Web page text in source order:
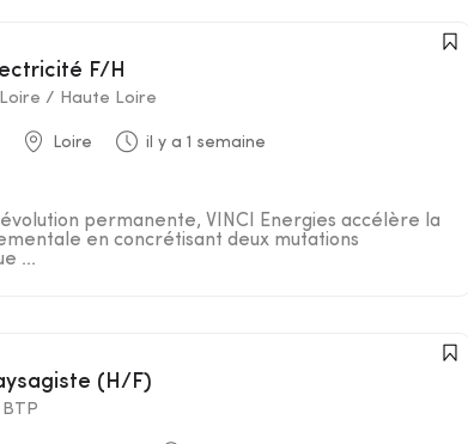
F/H
/ Haute Loire
Loire il y a 1 semaine
permanente, VINCI Energies accélère la
en concrétisant deux mutations
...
(H/F)